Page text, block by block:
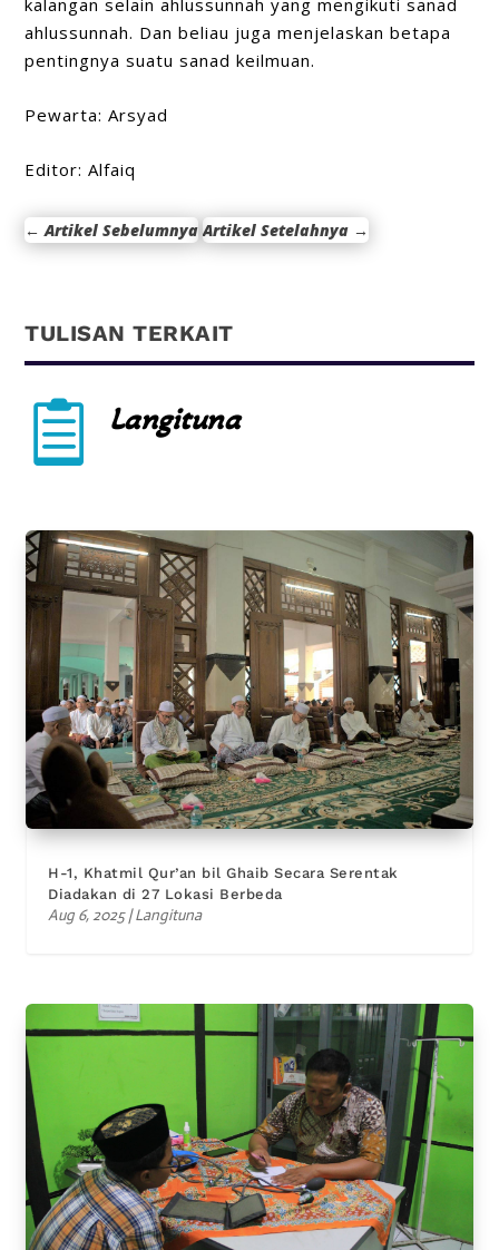
kalangan selain ahlussunnah yang mengikuti sanad
ahlussunnah. Dan beliau juga menjelaskan betapa
pentingnya suatu sanad keilmuan.
Pewarta: Arsyad
Editor: Alfaiq
←Artikel Sebelumnya Artikel Setelahnya →
TULISAN TERKAIT
 Langituna
H-1, Khatmil Qur’an bil Ghaib Secara Serentak
Diadakan di 27 Lokasi Berbeda
Aug 6, 2025|Langituna